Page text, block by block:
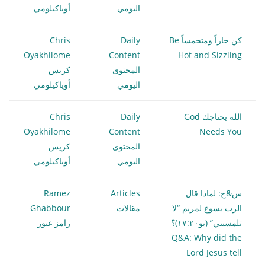
اليومي
أوياكيلومي
كن حاراً ومتحمساً Be
Hot and Sizzling
Daily
Content
المحتوى
اليومي
Chris
Oyakhilome
كريس
أوياكيلومي
الله يحتاجك God
Needs You
Daily
Content
المحتوى
اليومي
Chris
Oyakhilome
كريس
أوياكيلومي
س&ج: لماذا قال
الرب يسوع لمريم “لا
تلمسيني” (يو١٧:٢٠)؟
Q&A: Why did the
Lord Jesus tell
Articles
مقالات
Ramez
Ghabbour
رامز غبور